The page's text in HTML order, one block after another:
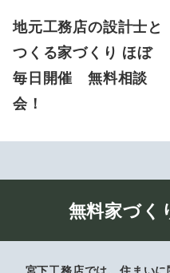
地元工務店の設計士と
つくる家づくり ほぼ
毎日開催 無料相談
会！
無料家づく